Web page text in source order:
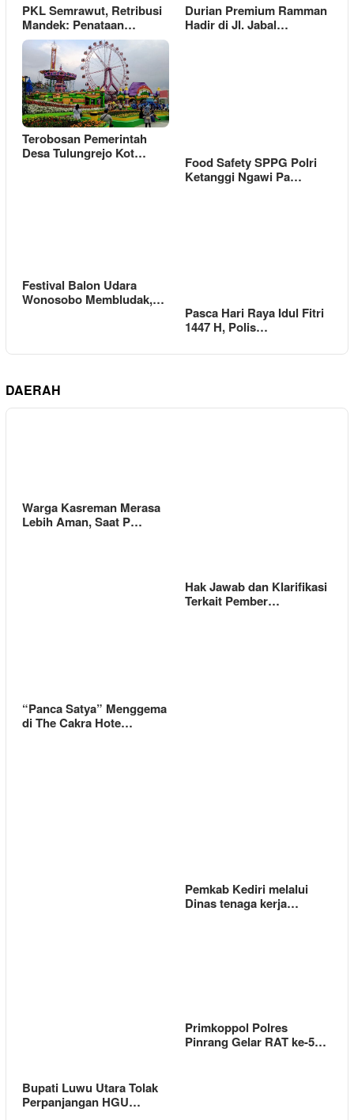
PKL Semrawut, Retribusi
Mandek: Penataan…
Durian Premium Ramman
Hadir di Jl. Jabal…
Terobosan Pemerintah
Desa Tulungrejo Kot…
Food Safety SPPG Polri
Ketanggi Ngawi Pa…
Festival Balon Udara
Wonosobo Membludak,…
Pasca Hari Raya Idul Fitri
1447 H, Polis…
DAERAH
Warga Kasreman Merasa
Lebih Aman, Saat P…
Hak Jawab dan Klarifikasi
Terkait Pember…
“Panca Satya” Menggema
di The Cakra Hote…
Pemkab Kediri melalui
Dinas tenaga kerja…
Bupati Luwu Utara Tolak
Perpanjangan HGU…
Primkoppol Polres
Pinrang Gelar RAT ke-5…